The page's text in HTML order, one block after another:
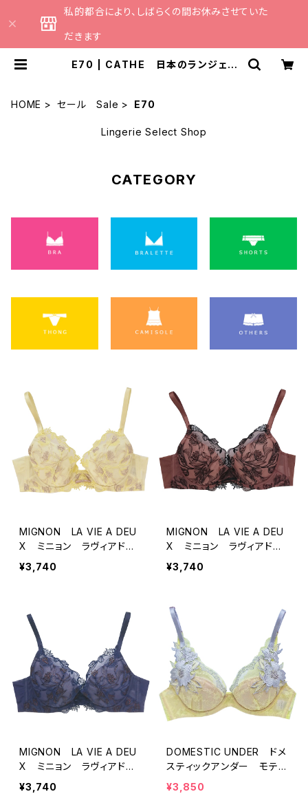
私的都合により、しばらくの間お休みさせていた
だきます
E70 | CATHE 日本のランジェリ
HOME セール Sale E70
Lingerie Select Shop
CATEGORY
MIGNON LA VIE A DEU
X ミニョン ラヴィアド
ゥ シェル＆チューリップ
ブラジャー（シトロンクリー
¥3,740
MIGNON LA VIE A DEU
X ミニョン ラヴィアド
ゥ シェル＆チューリップ
ブラジャー（ライトブラウン）
¥3,740
MIGNON LA VIE A DEU
X ミニョン ラヴィアド
ゥ シェル＆チューリップ
¥3,740
DOMESTIC UNDER ドメ
スティックアンダー モティ
フフルール ブラジャー（レ
¥3,850